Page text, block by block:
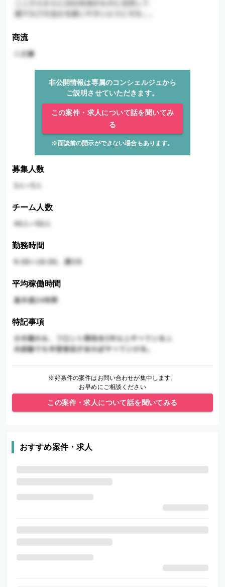
商流
非公開情報は専属のコンシェルジュから
ご説明させていただきます。
この案件・求人について話を聞いてみ
る
※面談前の開示ができない場合もあります。
募集人数
チーム人数
勤務時間
平均稼働時間
特記事項
※好条件の案件はお問い合わせが集中します。
お早めにご相談ください
この案件・求人について話を聞いてみる
おすすめ案件・求人